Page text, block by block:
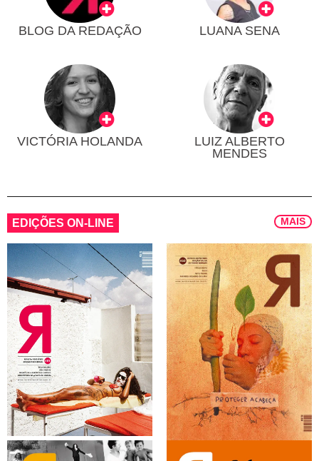
BLOG DA REDAÇÃO LUANA SENA
VICTÓRIA HOLANDA
LUIZ ALBERTO
MENDES
EDIÇÕES ON-LINE MAIS